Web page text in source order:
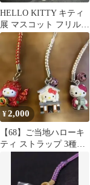
HELLO KITTY キティ
展 マスコット フリル
ロリータ
¥2,000
【68】ご当地ハローキ
ティ ストラップ 3種セ